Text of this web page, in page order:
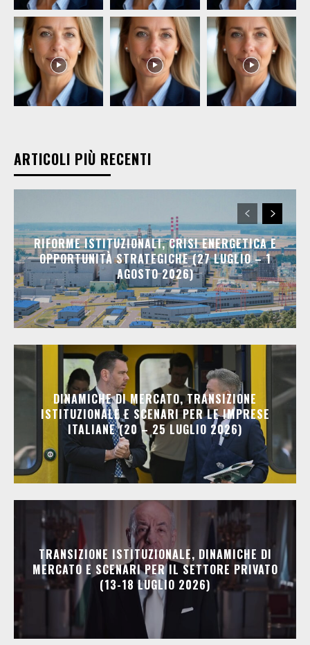
ARTICOLI PIÙ RECENTI
RIFORME ISTITUZIONALI, CRISI ENERGETICA E
OPPORTUNITÀ STRATEGICHE (27 LUGLIO – 1
AGOSTO 2026)
DINAMICHE DI MERCATO, TRANSIZIONE
ISTITUZIONALE E SCENARI PER LE IMPRESE
ITALIANE (20 – 25 LUGLIO 2026)
TRANSIZIONE ISTITUZIONALE, DINAMICHE DI
MERCATO E SCENARI PER IL SETTORE PRIVATO
(13-18 LUGLIO 2026)